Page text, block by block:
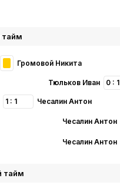
Громовой Никита
0 : 1
Тюльков Иван
1 : 1 Чесалин Антон
Чесалин Антон
Чесалин Антон
тайм
тайм